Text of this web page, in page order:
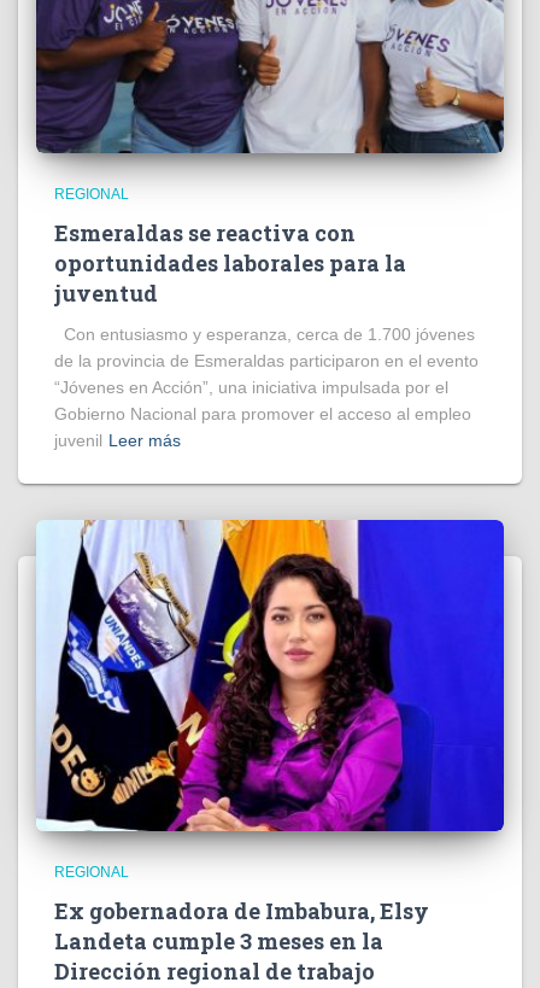
REGIONAL
Esmeraldas se reactiva con
oportunidades laborales para la
juventud
Con entusiasmo y esperanza, cerca de 1.700 jóvenes
de la provincia de Esmeraldas participaron en el evento
“Jóvenes en Acción”, una iniciativa impulsada por el
Gobierno Nacional para promover el acceso al empleo
juvenil Leer más
REGIONAL
Ex gobernadora de Imbabura, Elsy
Landeta cumple 3 meses en la
Dirección regional de trabajo